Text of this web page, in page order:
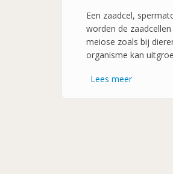
Een zaadcel,
worden de
meiose zoals bij
organisme kan
Lees meerover